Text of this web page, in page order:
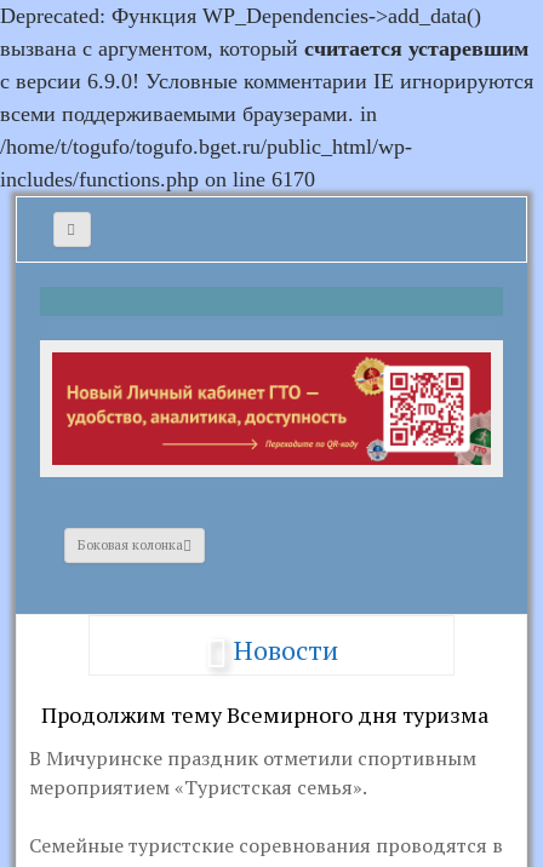
Deprecated: Функция WP_Dependencies->add_data()
вызвана с аргументом, который считается устаревшим
с версии 6.9.0! Условные комментарии IE игнорируются
всеми поддерживаемыми браузерами. in
/home/t/togufo/togufo.bget.ru/public_html/wp-
includes/functions.php on line 6170
Боковая колонка
Новости
Продолжим тему Всемирного дня туризма
В Мичуринске праздник отметили спортивным
мероприятием «Туристская семья».
Семейные туристские соревнования проводятся в